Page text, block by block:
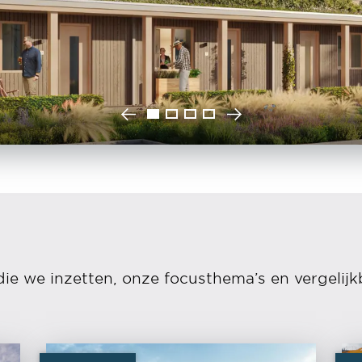
we inzetten, onze focusthema’s en